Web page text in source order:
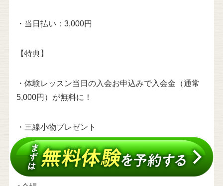
・当日払い：3,000円
【特典】
・体験レッスン当日の入会お申込みで入会金（通常
5,000円）が無料に！
・三線小物プレゼント